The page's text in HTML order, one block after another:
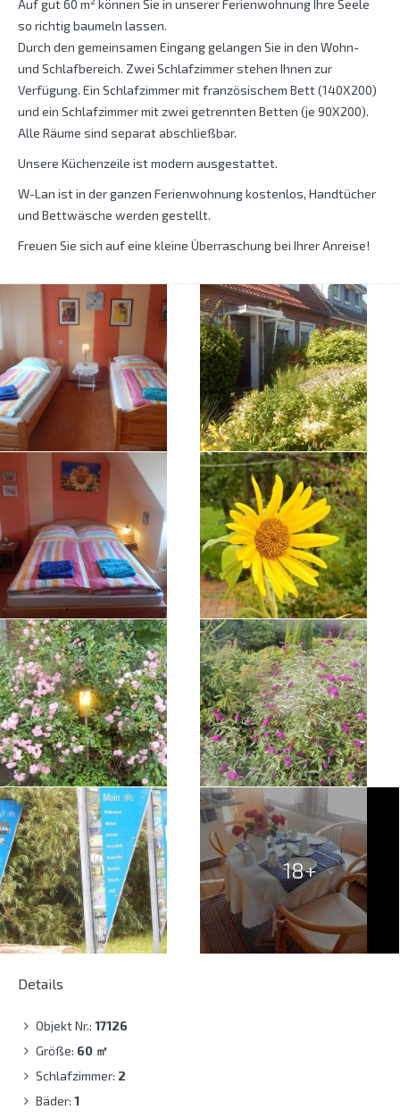
Auf gut 60 m² können Sie in unserer Ferienwohnung Ihre Seele
so richtig baumeln lassen.
Durch den gemeinsamen Eingang gelangen Sie in den Wohn-
und Schlafbereich. Zwei Schlafzimmer stehen Ihnen zur
Verfügung. Ein Schlafzimmer mit französischem Bett (140X200)
und ein Schlafzimmer mit zwei getrennten Betten (je 90X200).
Alle Räume sind separat abschließbar.
Unsere Küchenzeile ist modern ausgestattet.
W-Lan ist in der ganzen Ferienwohnung kostenlos, Handtücher
und Bettwäsche werden gestellt.
Freuen Sie sich auf eine kleine Überraschung bei Ihrer Anreise!
18+
Details
Objekt Nr.: 17126
Größe: 60 ㎡
Schlafzimmer: 2
Bäder: 1